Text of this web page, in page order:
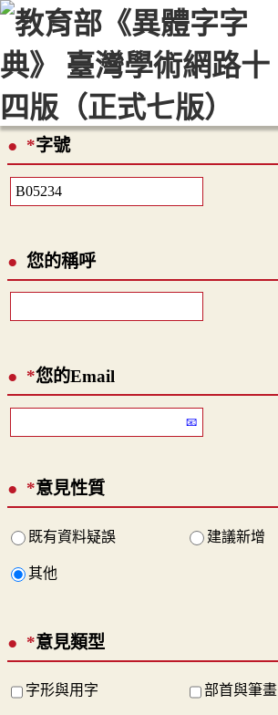
::: 最新消息 常見問題 編輯說明
顯示模式
網站導覽
*字號
您的稱呼
*您的Email
*意見性質
既有資料疑誤 建議新增
其他
*意見類型
字形與用字 部首與筆畫